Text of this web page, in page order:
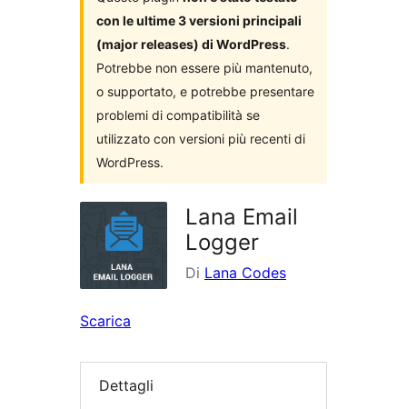
con le ultime 3 versioni principali
(major releases) di WordPress.
Potrebbe non essere più mantenuto,
o supportato, e potrebbe presentare
problemi di compatibilità se
utilizzato con versioni più recenti di
WordPress.
Lana Email
Logger
Di Lana Codes
Scarica
Dettagli